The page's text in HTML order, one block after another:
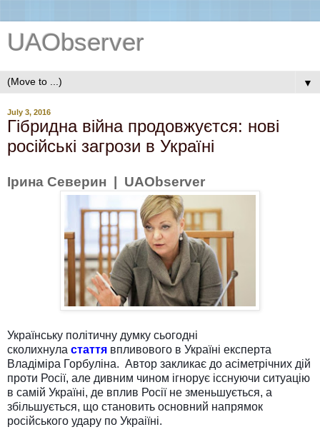
UAObserver
▼
July 3, 2016
Гібридна війна продовжуєтся: нові
російські загрози в Україні
Ірина Северин | UAObserver
Українську політичну думку сьогодні
сколихнула стаття впливового в Україні експерта
Владіміра Горбуліна. Автор закликає до асіметрічних дій
проти Росії, але дивним чином ігнорує ісснуючи ситуацію
в самій Україні, де вплив Росії не зменьшується, а
збільшується, що становить основний напрямок
російського удару по Украіїні.